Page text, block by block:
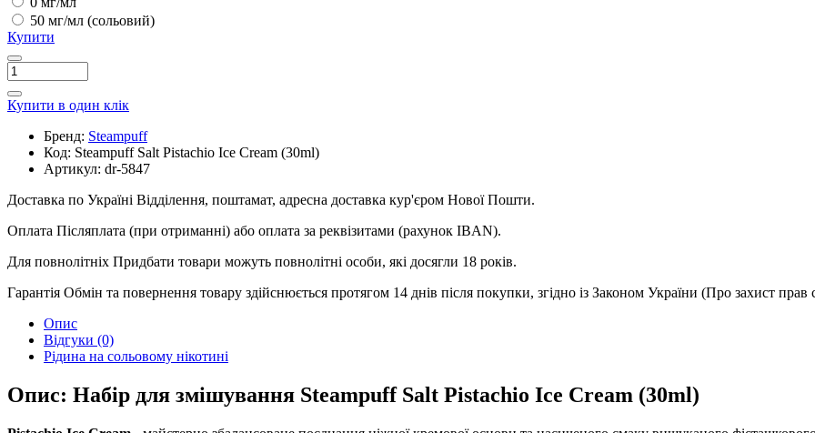
50 мг/мл (сольовий)
Купити
Купити в один клік
Бренд: Steampuff
Код: Steampuff Salt Pistachio Ice Cream (30ml)
Артикул: dr-5847
Доставка по Україні Відділення, поштамат, адресна доставка кур'єром Нової Пошти.
Оплата Післяплата (при отриманні) або оплата за реквізитами (рахунок IBAN).
Для повнолітніх Придбати товари можуть повнолітні особи, які досягли 18 років.
Гарантія Обмін та повернення товару здійснюється протягом 14 днів після покупки, згідно із Законом України (Про захист прав
Опис
Відгуки (0)
Рідина на сольовому нікотині
Опис: Набір для змішування Steampuff Salt Pistachio Ice Cream (30ml)